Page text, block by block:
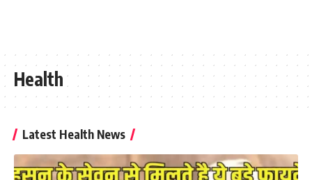
Health
Latest Health News